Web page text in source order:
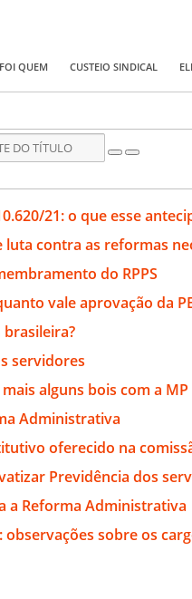
QUEM CUSTEIO SINDICAL
21: o que esse
luta contra as reformas
do RPPS
vale aprovação da
brasileira?
servidores
alguns bois com a MP
Administrativa
oferecido na
Previdência dos
a Reforma Administrativa
sobre os